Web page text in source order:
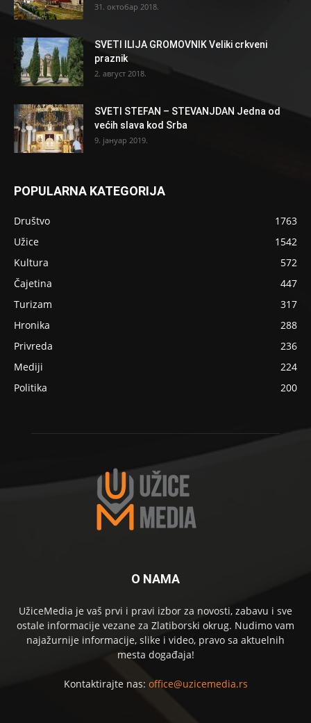
31. октобар 2018.
SVETI ILIJA GROMOVNIK Veliki crkveni
praznik
2. август 2018.
SVETI STEFAN – STEVANJDAN Jedna od
većih slava kod Srba
9. јануар 2019.
POPULARNA KATEGORIJA
Društvo
1763
Užice
1542
Kultura
572
Čajetina
447
Turizam
317
Hronika
288
Privreda
236
Mediji
224
Politika
200
O NAMA
UžiceMedia je vaš prvi i pravi izbor za novosti, zabavu i sve
ostale informacije vezane za Zlatiborski okrug. Nudimo vam
najažurnije informacije, slike i video, pravo sa aktuelnih
mesta događaja!
Kontaktirajte nas: office@uzicemedia.rs